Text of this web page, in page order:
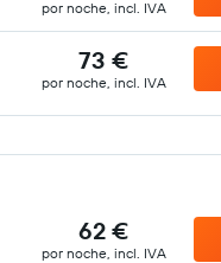
por noche, incl. IVA
73 €
por noche, incl. IVA
62 €
por noche, incl. IVA